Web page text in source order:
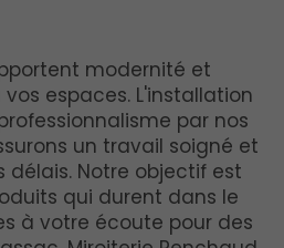
modernité et
espaces. L'installation
par nos
un travail soigné et
Notre objectif est
qui durent dans le
à votre écoute pour des